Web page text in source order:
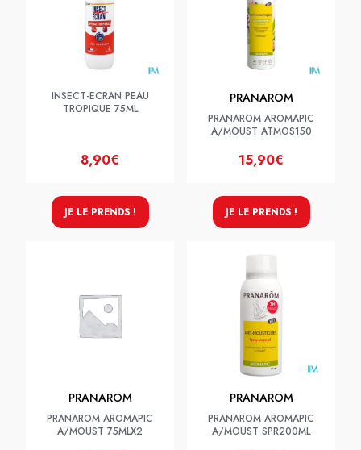
INSECT-ECRAN PEAU
TROPIQUE 75ML
8,90€
JE LE PRENDS !
PRANAROM
PRANAROM AROMAPIC
A/MOUST ATMOS150
15,90€
JE LE PRENDS !
PRANAROM
PRANAROM AROMAPIC
A/MOUST 75MLX2
PRANAROM
PRANAROM AROMAPIC
A/MOUST SPR200ML